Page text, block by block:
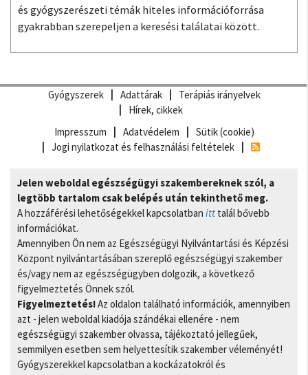
és gyógyszerészeti témák hiteles információforrása
gyakrabban szerepeljen a keresési találatai között.
Gyógyszerek Adattárak
Terápiás irányelvek
Hírek, cikkek
Impresszum
Adatvédelem
Sütik (cookie)
Jogi nyilatkozat és felhasználási feltételek
Jelen weboldal egészségügyi szakembereknek szól, a
legtöbb tartalom csak belépés után tekinthető meg.
A hozzáférési lehetőségekkel kapcsolatban itt talál bővebb
információkat.
Amennyiben Ön nem az Egészségügyi Nyilvántartási és Képzési
Központ nyilvántartásában szereplő egészségügyi szakember
és/vagy nem az egészségügyben dolgozik, a következő
figyelmeztetés Önnek szól.
Figyelmeztetés!Az oldalon található információk, amennyiben
azt - jelen weboldal kiadója szándékai ellenére - nem
egészségügyi szakember olvassa, tájékoztató jellegűek,
semmilyen esetben sem helyettesítik szakember véleményét!
Gyógyszerekkel kapcsolatban a kockázatokról és